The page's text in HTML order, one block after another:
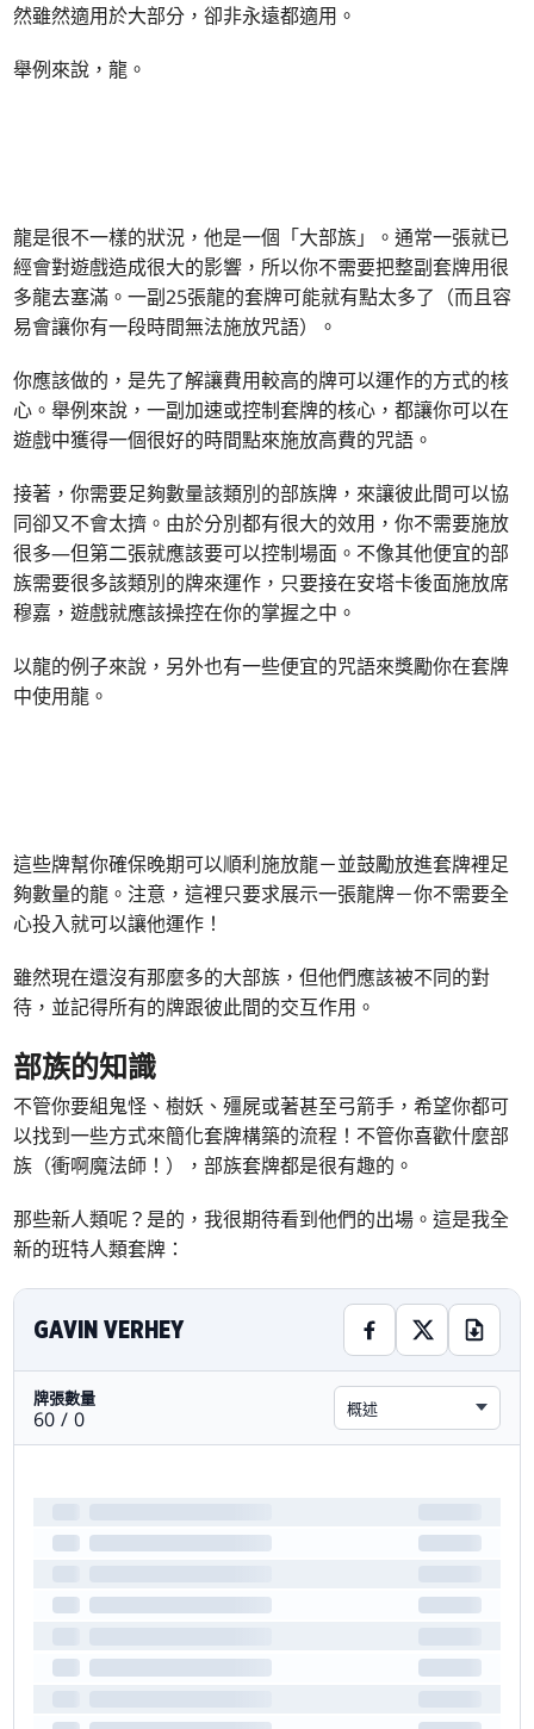
然雖然適用於大部分，卻非永遠都適用。
舉例來說，龍。
龍是很不一樣的狀況，他是一個「大部族」。通常一張就已
經會對遊戲造成很大的影響，所以你不需要把整副套牌用很
多龍去塞滿。一副25張龍的套牌可能就有點太多了（而且容
易會讓你有一段時間無法施放咒語）。
你應該做的，是先了解讓費用較高的牌可以運作的方式的核
心。舉例來說，一副加速或控制套牌的核心，都讓你可以在
遊戲中獲得一個很好的時間點來施放高費的咒語。
接著，你需要足夠數量該類別的部族牌，來讓彼此間可以協
同卻又不會太擠。由於分別都有很大的效用，你不需要施放
很多—但第二張就應該要可以控制場面。不像其他便宜的部
族需要很多該類別的牌來運作，只要接在安塔卡後面施放席
穆嘉，遊戲就應該操控在你的掌握之中。
以龍的例子來說，另外也有一些便宜的咒語來獎勵你在套牌
中使用龍。
這些牌幫你確保晚期可以順利施放龍－並鼓勵放進套牌裡足
夠數量的龍。注意，這裡只要求展示一張龍牌－你不需要全
心投入就可以讓他運作！
雖然現在還沒有那麼多的大部族，但他們應該被不同的對
待，並記得所有的牌跟彼此間的交互作用。
部族的知識
不管你要組鬼怪、樹妖、殭屍或著甚至弓箭手，希望你都可
以找到一些方式來簡化套牌構築的流程！不管你喜歡什麼部
族（衝啊魔法師！），部族套牌都是很有趣的。
那些新人類呢？是的，我很期待看到他們的出場。這是我全
新的班特人類套牌：
GAVIN VERHEY
牌張數量
60 / 0 概述